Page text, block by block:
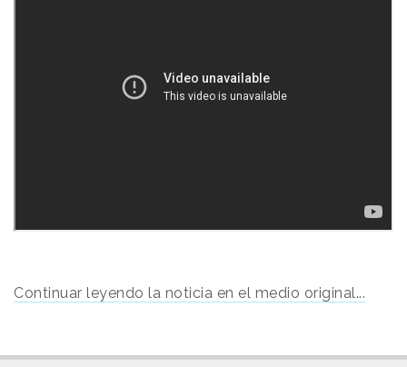
Continuar leyendo la noticia en el medio original...